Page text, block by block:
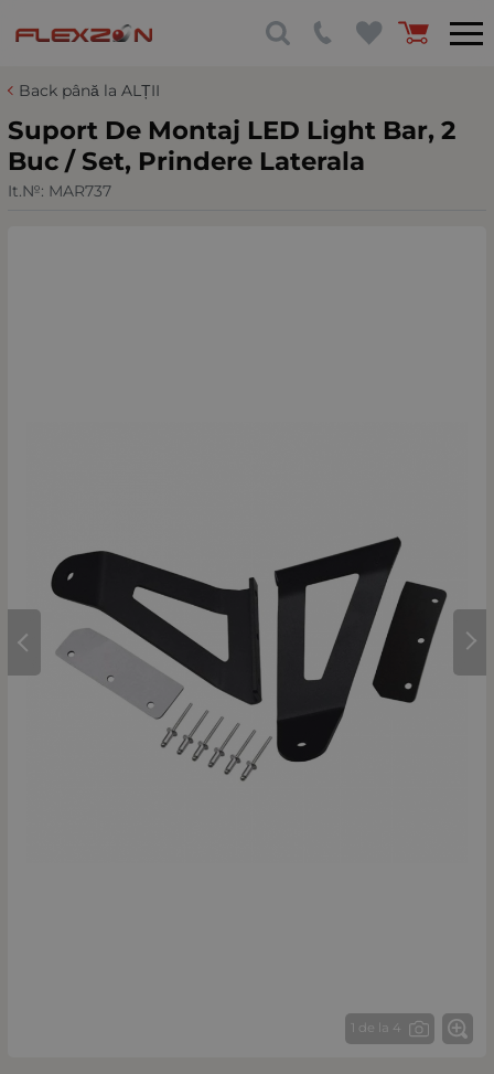
Back până la ALȚII
Suport De Montaj LED Light Bar, 2
Buc / Set, Prindere Laterala
It.№: MAR737
1 de la 4